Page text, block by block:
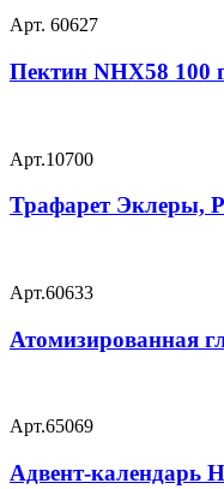
Арт. 60627
Пектин NHX58 100
Арт.10700
Трафарет Эклеры,
Арт.60633
Атомизированная
Арт.65069
Адвент-календарь